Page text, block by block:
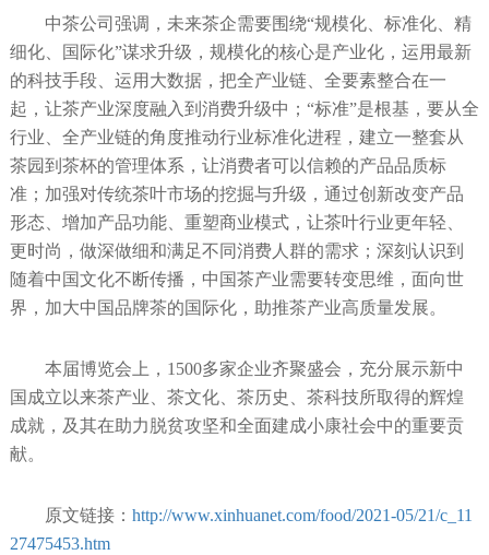
中茶公司强调，未来茶企需要围绕“规模化、标准化、精
细化、国际化”谋求升级，规模化的核心是产业化，运用最新
的科技手段、运用大数据，把全产业链、全要素整合在一
起，让茶产业深度融入到消费升级中；“标准”是根基，要从全
行业、全产业链的角度推动行业标准化进程，建立一整套从
茶园到茶杯的管理体系，让消费者可以信赖的产品品质标
准；加强对传统茶叶市场的挖掘与升级，通过创新改变产品
形态、增加产品功能、重塑商业模式，让茶叶行业更年轻、
更时尚，做深做细和满足不同消费人群的需求；深刻认识到
随着中国文化不断传播，中国茶产业需要转变思维，面向世
界，加大中国品牌茶的国际化，助推茶产业高质量发展。
本届博览会上，1500多家企业齐聚盛会，充分展示新中
国成立以来茶产业、茶文化、茶历史、茶科技所取得的辉煌
成就，及其在助力脱贫攻坚和全面建成小康社会中的重要贡
献。
原文链接： http://www.xinhuanet.com/food/2021-05/21/c_11
27475453.htm